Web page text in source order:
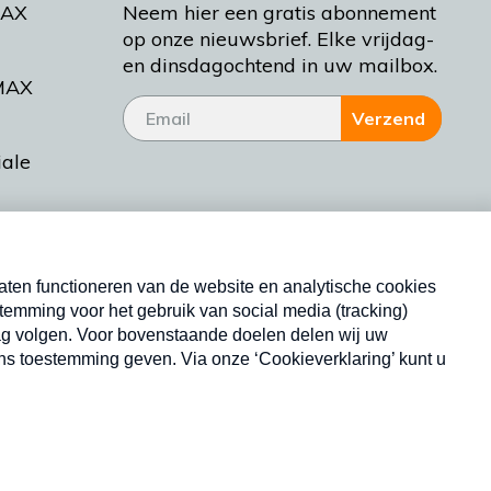
Bakt
Neem hier een gratis abonnement
op onze nieuwsbrief. Elke vrijdag-
en dinsdagochtend in uw mailbox.
Verzend
Nieuwsbrief
Neem hier een gratis abonnement op onze